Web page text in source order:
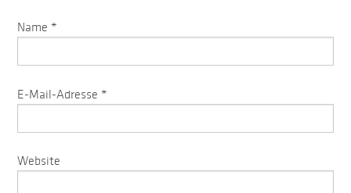
Name *
E-Mail-Adresse *
Website